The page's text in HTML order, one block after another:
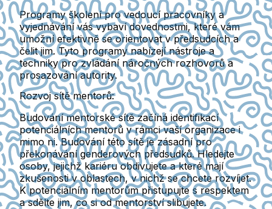
Programy školení pro vedoucí pracovníky a
vyjednávání vás vybaví dovednostmi, které vám
umožní efektivně se orientovat v předsudcích a
čelit jim. Tyto programy nabízejí nástroje a
techniky pro zvládání náročných rozhovorů a
prosazování autority.
Rozvoj sítě mentorů:
Budování mentorské sítě začíná identifikací
potenciálních mentorů v rámci vaší organizace i
mimo ni. Budování této sítě je zásadní pro
překonávání genderových předsudků. Hledejte
osoby, jejichž kariéru obdivujete a které mají
zkušenosti v oblastech, v nichž se chcete rozvíjet.
K potenciálním mentorům přistupujte s respektem
a sdělte jim, co si od mentorství slibujete.